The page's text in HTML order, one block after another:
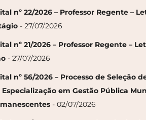
nº 22/2026 – Professor Regente –
- 27/07/2026
nº 21/2026 – Professor Regente –
- 27/07/2026
nº 56/2026 – Processo de Seleção
Especialização em Gestão Pública
- 02/07/2026